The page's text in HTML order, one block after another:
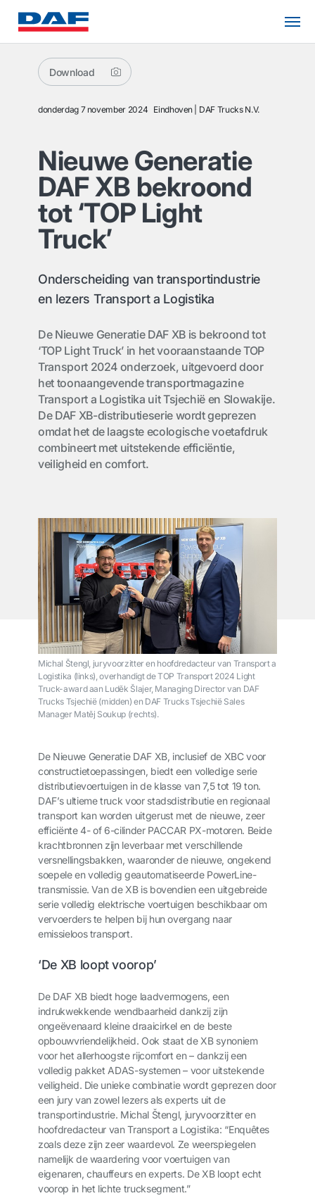
Download
donderdag 7 november 2024 Eindhoven DAF Trucks N.V.
Nieuwe Generatie
DAF XB bekroond
tot ‘TOP Light
Truck’
Onderscheiding van transportindustrie
en lezers Transport a Logistika
De Nieuwe Generatie DAF XB is bekroond tot
‘TOP Light Truck’ in het vooraanstaande TOP
Transport 2024 onderzoek, uitgevoerd door
het toonaangevende transportmagazine
Transport a Logistika uit Tsjechië en Slowakije.
De DAF XB-distributieserie wordt geprezen
omdat het de laagste ecologische voetafdruk
combineert met uitstekende efficiëntie,
veiligheid en comfort.
Michal Štengl, juryvoorzitter en hoofdredacteur van Transport a
Logistika (links), overhandigt de TOP Transport 2024 Light
Truck-award aan Luděk Šlajer, Managing Director van DAF
Trucks Tsjechië (midden) en DAF Trucks Tsjechië Sales
Manager Matěj Soukup (rechts).
De Nieuwe Generatie DAF XB, inclusief de XBC voor
constructietoepassingen, biedt een volledige serie
distributievoertuigen in de klasse van 7,5 tot 19 ton.
DAF’s ultieme truck voor stadsdistributie en regionaal
transport kan worden uitgerust met de nieuwe, zeer
efficiënte 4- of 6-cilinder PACCAR PX-motoren. Beide
krachtbronnen zijn leverbaar met verschillende
versnellingsbakken, waaronder de nieuwe, ongekend
soepele en volledig geautomatiseerde PowerLine-
transmissie. Van de XB is bovendien een uitgebreide
serie volledig elektrische voertuigen beschikbaar om
vervoerders te helpen bij hun overgang naar
emissieloos transport.
‘De XB loopt voorop’
De DAF XB biedt hoge laadvermogens, een
indrukwekkende wendbaarheid dankzij zijn
ongeëvenaard kleine draaicirkel en de beste
opbouwvriendelijkheid. Ook staat de XB synoniem
voor het allerhoogste rijcomfort en – dankzij een
volledig pakket ADAS-systemen – voor uitstekende
veiligheid. Die unieke combinatie wordt geprezen door
een jury van zowel lezers als experts uit de
transportindustrie. Michal Štengl, juryvoorzitter en
hoofdredacteur van Transport a Logistika: “Enquêtes
zoals deze zijn zeer waardevol. Ze weerspiegelen
namelijk de waardering voor voertuigen van
eigenaren, chauffeurs en experts. De XB loopt echt
voorop in het lichte trucksegment.”